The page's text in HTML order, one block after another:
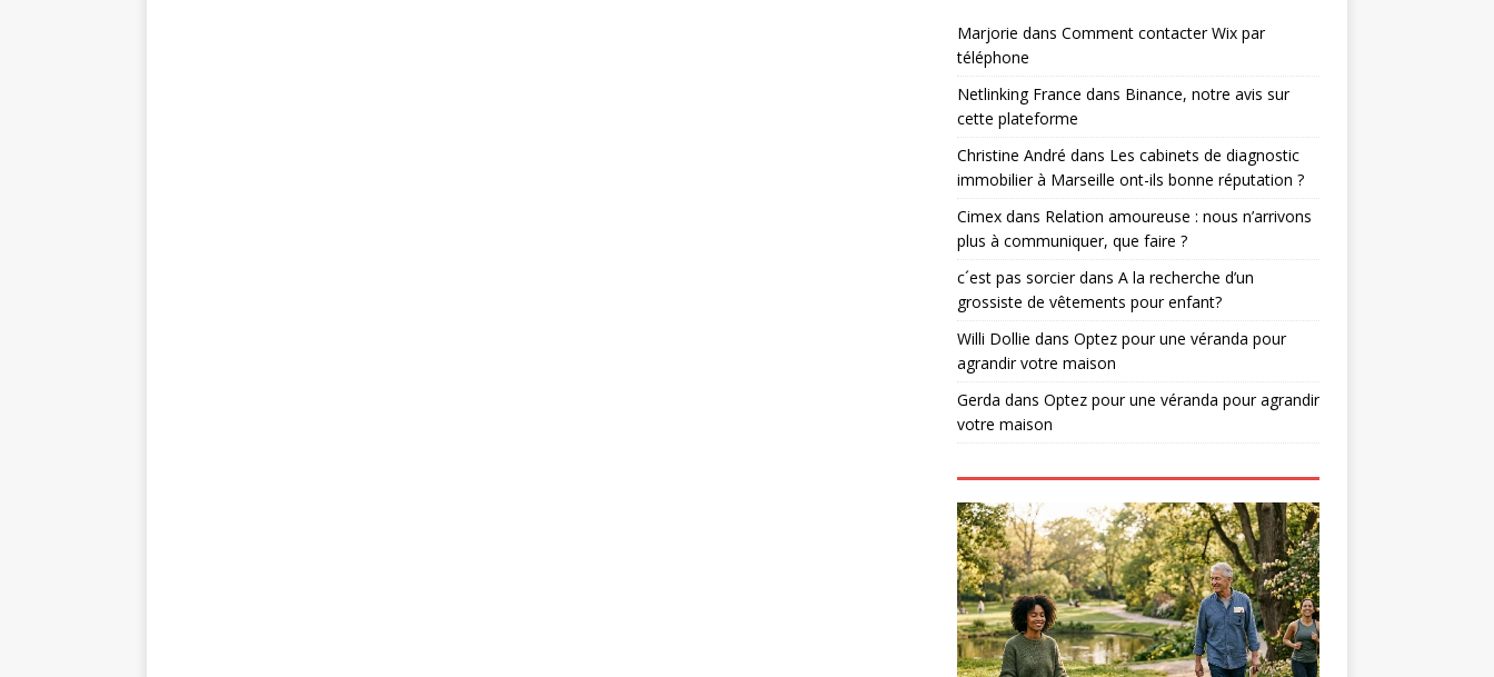
Marjorie dans Comment contacter Wix par
téléphone
Netlinking France dans Binance, notre avis sur
cette plateforme
Christine André dans Les cabinets de diagnostic
immobilier à Marseille ont-ils bonne réputation ?
Cimexdans Relation amoureuse : nous n’arrivons
plus à communiquer, que faire ?
c´est pas sorcierdans A la recherche d’un
grossiste de vêtements pour enfant?
Willi Dollie dans Optez pour une véranda pour
agrandir votre maison
Gerda dans Optez pour une véranda pour agrandir
votre maison